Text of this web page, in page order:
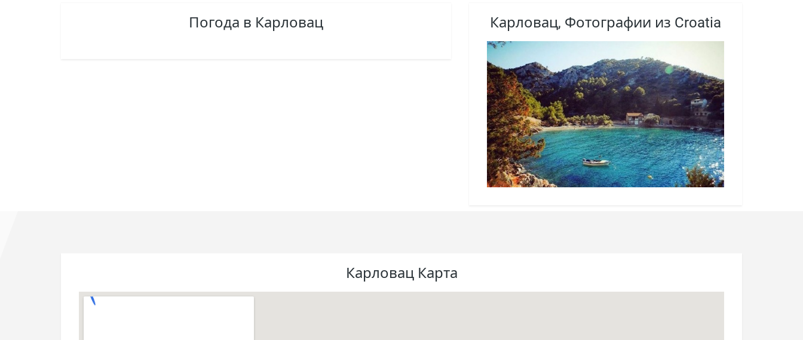
Погода в Карловац Карловац, Фотографии из Croatia
Карловац Карта